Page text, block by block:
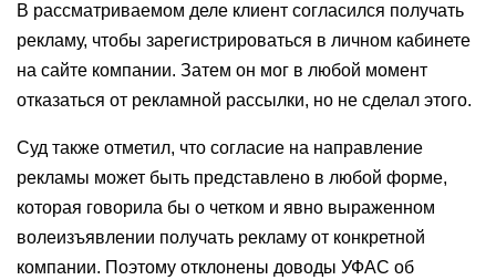
В рассматриваемом деле клиент согласился получать
рекламу, чтобы зарегистрироваться в личном кабинете
на сайте компании. Затем он мог в любой момент
отказаться от рекламной рассылки, но не сделал этого.
Суд также отметил, что согласие на направление
рекламы может быть представлено в любой форме,
которая говорила бы о четком и явно выраженном
волеизъявлении получать рекламу от конкретной
компании. Поэтому отклонены доводы УФАС об